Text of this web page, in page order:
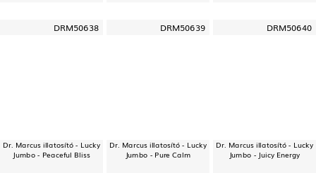
DRM50638
Dr. Marcus illatosító - Lucky
Jumbo - Peaceful Bliss
DRM50639
Dr. Marcus illatosító - Lucky
Jumbo - Pure Calm
DRM50640
Dr. Marcus illatosító - Lucky
Jumbo - Juicy Energy